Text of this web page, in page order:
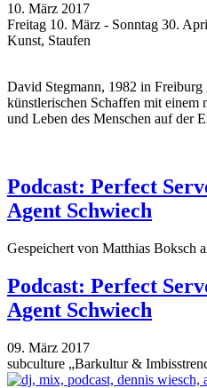
10. März 2017
Freitag 10. März - Sonntag 30.
Kunst, Staufen
David Stegmann, 1982 in Freiburg
künstlerischen Schaffen mit einem
und Leben des Menschen auf der
Podcast: Perfect
Agent Schwiech
Gespeichert von Matthias Boksch
Podcast: Perfect
Agent Schwiech
09. März 2017
subculture „Barkultur &